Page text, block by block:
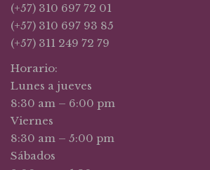
(+57) 310 697 72 01
(+57) 310 697 93 85
(+57) 311 249 72 79
Horario:
Lunes a jueves
8:30 am – 6:00 pm
Viernes
8:30 am – 5:00 pm
Sábados